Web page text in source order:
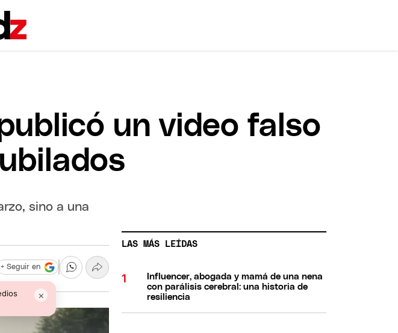
un video falso
sino a una
×
+ Seguir en
LAS MÁS LEÍDAS
Influencer, abogada y mamá de una nena
con parálisis cerebral: una historia de
resiliencia